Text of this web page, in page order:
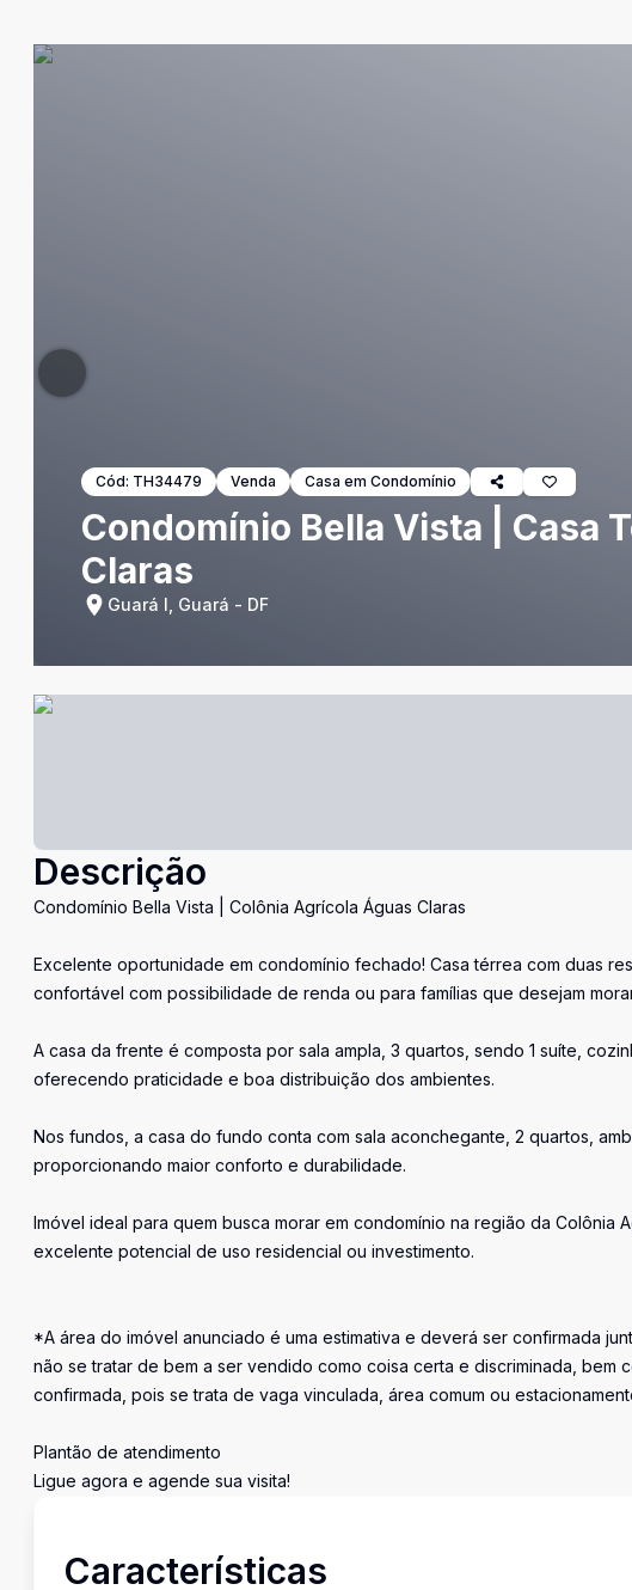
Cód: TH34479 Venda Casa em Condomínio
Condomínio Bella Vista | Casa
Claras
Guará I, Guará - DF
Descrição
Condomínio Bella Vista | Colônia Agrícola Águas Claras
Excelente oportunidade em condomínio fechado! Casa térrea com duas
confortável com possibilidade de renda ou para famílias que desejam
A casa da frente é composta por sala ampla, 3 quartos, sendo 1 suíte,
oferecendo praticidade e boa distribuição dos ambientes.
Nos fundos, a casa do fundo conta com sala aconchegante, 2 quartos,
proporcionando maior conforto e durabilidade.
Imóvel ideal para quem busca morar em condomínio na região da Colônia
excelente potencial de uso residencial ou investimento.
*A área do imóvel anunciado é uma estimativa e deverá ser confirmada
não se tratar de bem a ser vendido como coisa certa e discriminada,
confirmada, pois se trata de vaga vinculada, área comum ou
Plantão de atendimento
Ligue agora e agende sua visita!
Características